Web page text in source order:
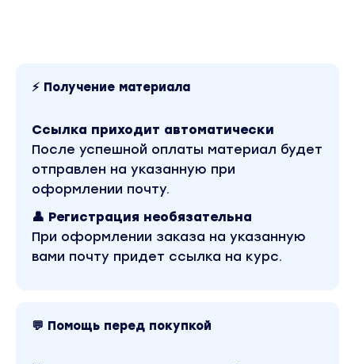
Вы находитесь на странице товара «Екатерина
Леонова - Бабл микс в банке». Это версия
знаков. Скриншоты содержимого, платформы и
качества записи можно посмотреть выше. В
магазине Coursx.net материал доступен за 449
рублей. Обучающий курс входит в рубрику
«Кулинария». Другие материалы автора
«Екатерина Леонова» можно найти через поиск
⚡ Получение материала
Ссылка приходит автоматически
После успешной оплаты материал будет
отправлен на указанную при
оформлении почту.
👤 Регистрация необязательна
При оформлении заказа на указанную
вами почту придет ссылка на курс.
💬 Помощь перед покупкой